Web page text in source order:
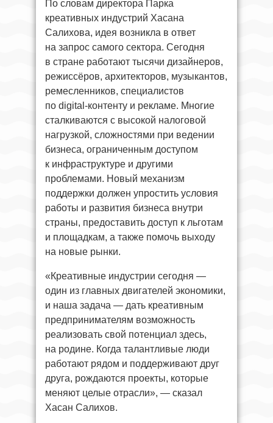
По словам директора Парка
креативных индустрий Хасана
Салихова, идея возникла в ответ
на запрос самого сектора. Сегодня
в стране работают тысячи дизайнеров,
режиссёров, архитекторов, музыкантов,
ремесленников, специалистов
по digital-контенту и рекламе. Многие
сталкиваются с высокой налоговой
нагрузкой, сложностями при ведении
бизнеса, ограниченным доступом
к инфраструктуре и другими
проблемами. Новый механизм
поддержки должен упростить условия
работы и развития бизнеса внутри
страны, предоставить доступ к льготам
и площадкам, а также помочь выходу
на новые рынки.
«Креативные индустрии сегодня —
один из главных двигателей экономики,
и наша задача — дать креативным
предпринимателям возможность
реализовать свой потенциал здесь,
на родине. Когда талантливые люди
работают рядом и поддерживают друг
друга, рождаются проекты, которые
меняют целые отрасли», — сказал
Хасан Салихов.